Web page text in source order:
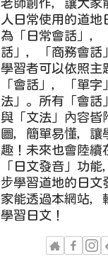
老師創作，讓大家
人日常使用的道地
為「日常會話」，
話」，「商務會話
學習者可以依照主
「會話」，「單
法」。所有「會話
與「文法」內容皆
圖，簡單易懂，讓
趣！未來也會陸續
「日文發音」功
步學習道地的日文
家能透過本網站，
學習日文！